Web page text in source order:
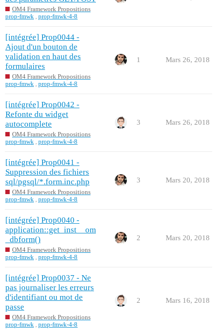
OM4 Framework Propositions
prop-fmwk ,prop-fmwk-4-8
[intégrée] Prop0044 -
Ajout d'un bouton de
validation en haut des
formulaires
OM4 Framework Propositions
prop-fmwk ,prop-fmwk-4-8
1 Mars 26, 2018
[intégrée] Prop0042 -
Refonte du widget
autocomplete
OM4 Framework Propositions
prop-fmwk ,prop-fmwk-4-8
3 Mars 26, 2018
[intégrée] Prop0041 -
Suppression des fichiers
sql/pgsql/*.form.inc.php
OM4 Framework Propositions
prop-fmwk ,prop-fmwk-4-8
3 Mars 20, 2018
[intégrée] Prop0040 -
application::get_inst__om
_dbform()
OM4 Framework Propositions
prop-fmwk ,prop-fmwk-4-8
2 Mars 20, 2018
[intégrée] Prop0037 - Ne
pas journaliser les erreurs
d'identifiant ou mot de
passe
OM4 Framework Propositions
prop-fmwk ,prop-fmwk-4-8
2 Mars 16, 2018